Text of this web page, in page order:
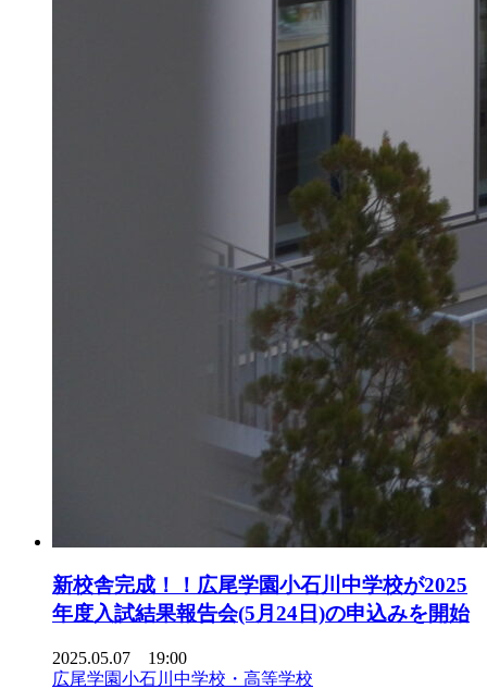
新校舎完成！！広尾学園小石川中学校が2025
年度入試結果報告会(5月24日)の申込みを開始
2025.05.07 19:00
広尾学園小石川中学校・高等学校